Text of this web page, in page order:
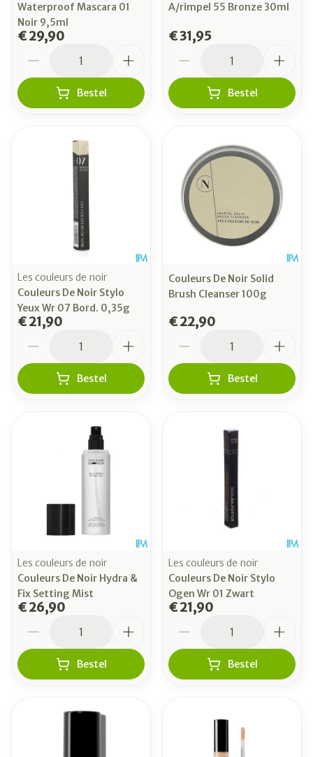
Waterproof Mascara 01
Noir 9,5ml
€ 29,90
Bestel
A/rimpel 55 Bronze 30ml
€ 31,95
Bestel
Les couleurs de noir
Couleurs De Noir Stylo
Yeux Wr 07 Bord. 0,35g
€ 21,90
Bestel
Couleurs De Noir Solid
Brush Cleanser 100g
€ 22,90
Bestel
Les couleurs de noir
Couleurs De Noir Hydra &
Fix Setting Mist
€ 26,90
Bestel
Les couleurs de noir
Couleurs De Noir Stylo
Ogen Wr 01 Zwart
€ 21,90
Bestel